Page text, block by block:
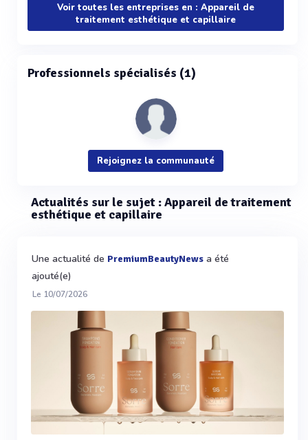
Voir toutes les entreprises en : Appareil de
traitement esthétique et capillaire
Professionnels spécialisés (1)
Rejoignez la communauté
Actualités sur le sujet : Appareil de traitement
esthétique et capillaire
Une actualité de PremiumBeautyNews a été
ajouté(e)
Le 10/07/2026